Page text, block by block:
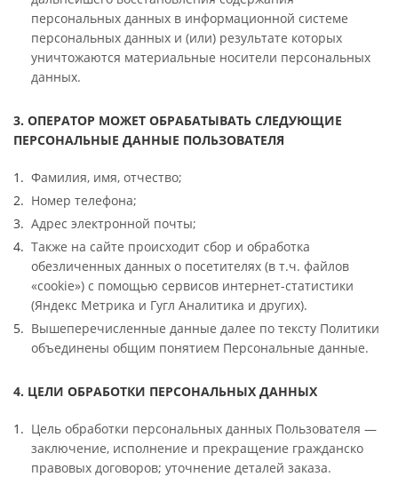
персональных данных в информационной системе
персональных данных и (или) результате которых
уничтожаются материальные носители персональных
данных.
3. ОПЕРАТОР МОЖЕТ ОБРАБАТЫВАТЬ СЛЕДУЮЩИЕ
ПЕРСОНАЛЬНЫЕ ДАННЫЕ ПОЛЬЗОВАТЕЛЯ
Фамилия, имя, отчество;
Номер телефона;
Адрес электронной почты;
Также на сайте происходит сбор и обработка
обезличенных данных о посетителях (в т.ч. файлов
«cookie») с помощью сервисов интернет-статистики
(Яндекс Метрика и Гугл Аналитика и других).
Вышеперечисленные данные далее по тексту Политики
объединены общим понятием Персональные данные.
4. ЦЕЛИ ОБРАБОТКИ ПЕРСОНАЛЬНЫХ ДАННЫХ
Цель обработки персональных данных Пользователя —
заключение, исполнение и прекращение гражданско
правовых договоров; уточнение деталей заказа.